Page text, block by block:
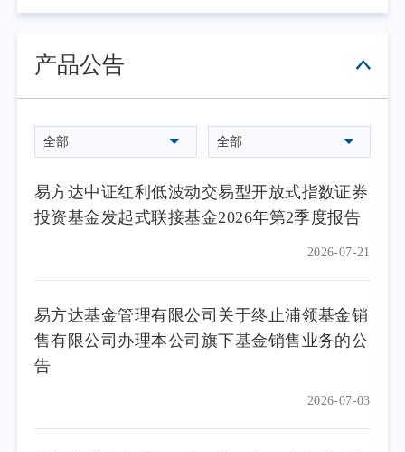
产品公告
全部 全部
易方达中证红利低波动交易型开放式指数证券
投资基金发起式联接基金2026年第2季度报告
2026-07-21
易方达基金管理有限公司关于终止浦领基金销
售有限公司办理本公司旗下基金销售业务的公
告
2026-07-03